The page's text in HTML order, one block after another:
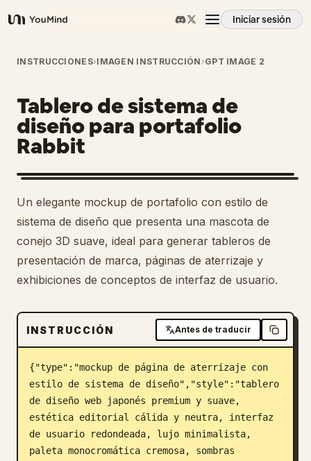
YouMind
Iniciar sesión
Resumen
Casos de uso
Habilidades
Prompts
Precios
Descargar
Blog
Actualizaciones
INSTRUCCIONES›IMAGEN INSTRUCCIÓN ›GPT IMAGE 2
Tablero de sistema de
diseño para portafolio
Rabbit
Un elegante mockup de portafolio con estilo de
sistema de diseño que presenta una mascota de
conejo 3D suave, ideal para generar tableros de
presentación de marca, páginas de aterrizaje y
exhibiciones de conceptos de interfaz de usuario.
INSTRUCCIÓN Antes de traducir
{"type":"mockup de página de aterrizaje con
estilo de sistema de diseño","style":"tablero
de diseño web japonés premium y suave,
estética editorial cálida y neutra, interfaz
de usuario redondeada, lujo minimalista,
paleta monocromática cremosa, sombras